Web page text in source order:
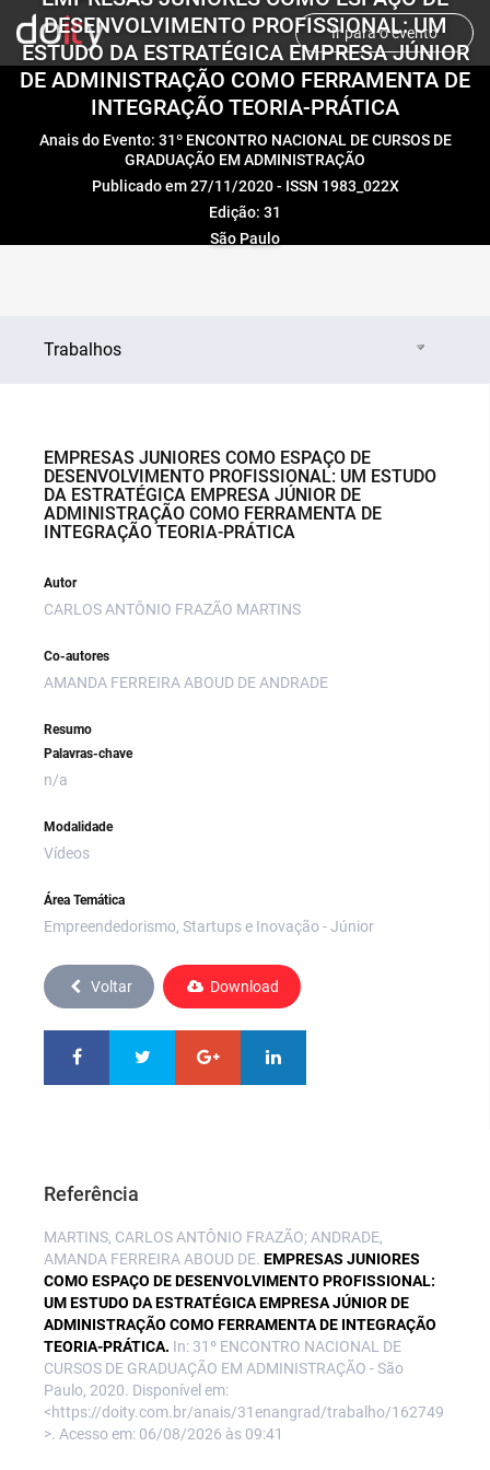
Ir para o evento
DESENVOLVIMENTO PROFISSIONAL: UM
ESTUDO DA ESTRATÉGICA EMPRESA JÚNIOR
DE ADMINISTRAÇÃO COMO FERRAMENTA DE
INTEGRAÇÃO TEORIA-PRÁTICA
Anais do Evento: 31º ENCONTRO NACIONAL DE CURSOS DE
GRADUAÇÃO EM ADMINISTRAÇÃO
Publicado em 27/11/2020 - ISSN 1983_022X
Edição: 31
São Paulo
Trabalhos
EMPRESAS JUNIORES COMO ESPAÇO DE
DESENVOLVIMENTO PROFISSIONAL: UM ESTUDO
DA ESTRATÉGICA EMPRESA JÚNIOR DE
ADMINISTRAÇÃO COMO FERRAMENTA DE
INTEGRAÇÃO TEORIA-PRÁTICA
Autor
CARLOS ANTÔNIO FRAZÃO MARTINS
Co-autores
AMANDA FERREIRA ABOUD DE ANDRADE
Resumo
Palavras-chave
n/a
Modalidade
Vídeos
Área Temática
Empreendedorismo, Startups e Inovação - Júnior
Voltar Download
Referência
MARTINS, CARLOS ANTÔNIO FRAZÃO; ANDRADE,
AMANDA FERREIRA ABOUD DE. EMPRESAS JUNIORES
COMO ESPAÇO DE DESENVOLVIMENTO PROFISSIONAL:
UM ESTUDO DA ESTRATÉGICA EMPRESA JÚNIOR DE
ADMINISTRAÇÃO COMO FERRAMENTA DE INTEGRAÇÃO
TEORIA-PRÁTICA. In: 31º ENCONTRO NACIONAL DE
CURSOS DE GRADUAÇÃO EM ADMINISTRAÇÃO - São
Paulo, 2020. Disponível em:
<https://doity.com.br/anais/31enangrad/trabalho/162749
>. Acesso em: 06/08/2026 às 09:41